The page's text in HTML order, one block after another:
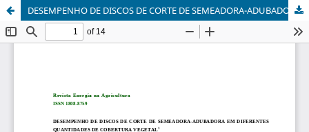
DESEMPENHO DE DISCOS DE CORTE DE SEMEADORA-ADUBADORA EM DIFERENTES QUANTIDADES DE COBERTURA VEGETAL